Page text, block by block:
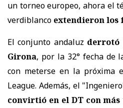
un torneo europeo, ahora el
verdiblanco extendieron los
El conjunto andaluz derrotó
Girona, por la 32° fecha de
con meterse en la próxima
League. Además, el
convirtió en el DT con